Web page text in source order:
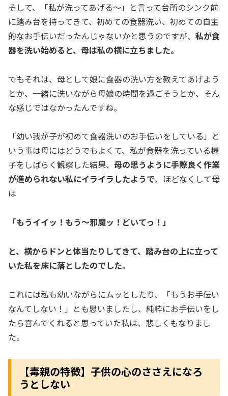
そして、「私が洗ってあげる～」と言って台所のシンク前
に踏み台を持ってきて、初めての食器洗い、初めての自主
的なお手伝いだったんじゃないかと思うのですが、 私が食
器を洗い始めると、母は私の横に立ちました。
でもそれは、母として娘に食器の洗い方を教えてあげよう
とか、一緒に洗いながら母娘の時間を過ごそうとか、そん
な感じではなかったんですね。
「幼い我が子が初めて食器洗いのお手伝いをしている」と
いう事は母にはどうでもよくて、私が食器を洗っている様
子をしばらく観察した結果、 母の思うように手際良く作業
が進められない私にイライラしたようで、ほどなくして母
は
「もうイイッ！もう～邪魔ッ！どいてっ！」
と、横からドンと体当たりしてきて、踏み台の上に立って
いた私を床に落としたのでした。
これには私も幼いながらにムッとしたり、「もうお手伝い
なんてしない！」とも思いましたし、純粋にお手伝いをし
たら喜んでくれると思っていた私は、悲しくもなりまし
た。
【毒親の特徴】子供の心のささえになろ
うとしない